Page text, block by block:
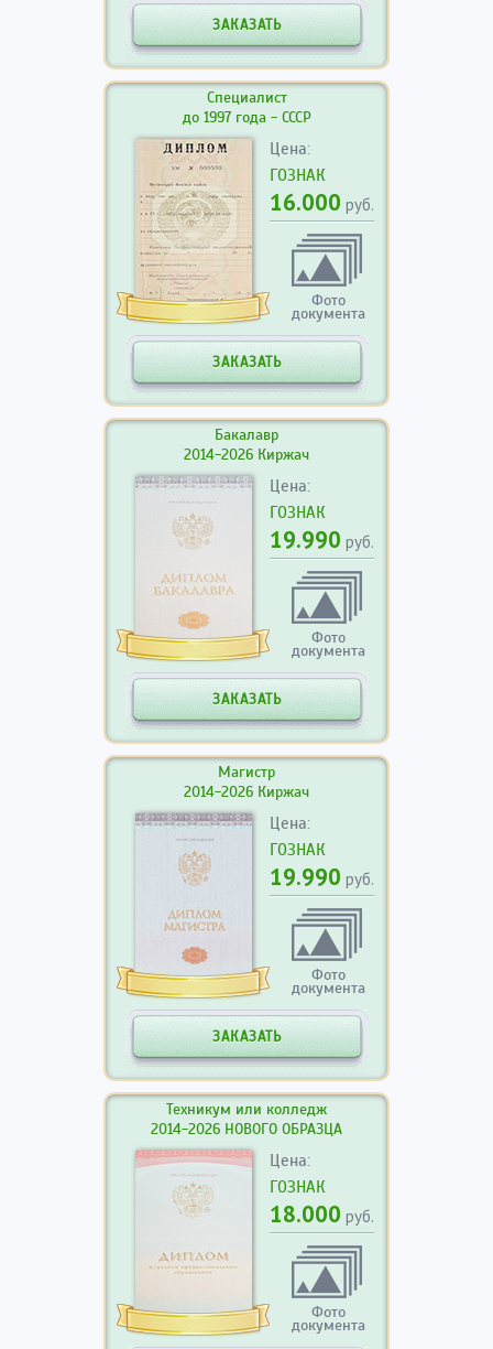
ЗАКАЗАТЬ
Специалист
до 1997 года - СССР
Цена:
ГОЗНАК
16.000 руб.
Фото
документа
ЗАКАЗАТЬ
Бакалавр
2014-2026 Киржач
Цена:
ГОЗНАК
19.990 руб.
Фото
документа
ЗАКАЗАТЬ
Магистр
2014-2026 Киржач
Цена:
ГОЗНАК
19.990 руб.
Фото
документа
ЗАКАЗАТЬ
Техникум или колледж
2014-2026 НОВОГО ОБРАЗЦА
Цена:
ГОЗНАК
18.000 руб.
Фото
документа